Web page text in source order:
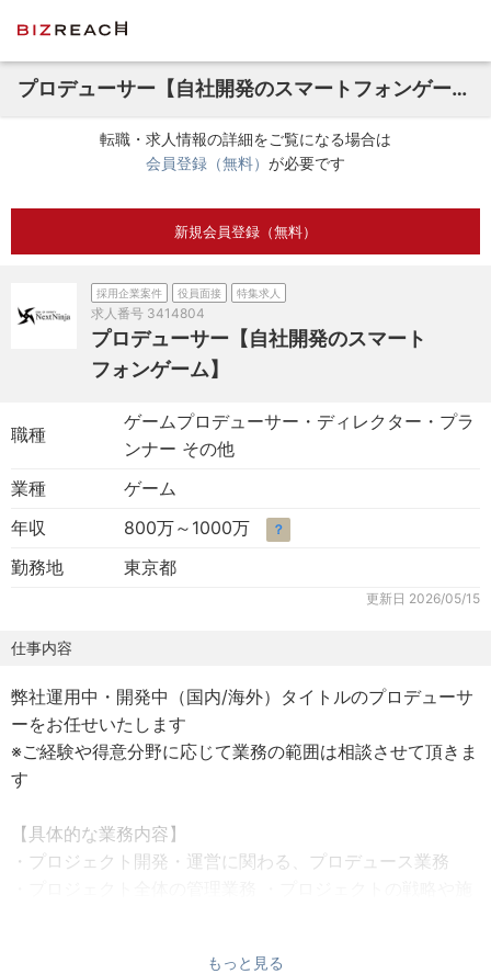
プロデューサー【自社開発のスマートフォンゲーム】
転職・求人情報の詳細をご覧になる場合は
会員登録（無料） が必要です
新規会員登録（無料）
採用企業案件 役員面接 特集求人
求人番号 3414804
プロデューサー【自社開発のスマート
フォンゲーム】
職種
ゲームプロデューサー・ディレクター・プラ
ンナー その他
業種
ゲーム
年収
800万～1000万 ？
勤務地 東京都
更新日 2026/05/15
仕事内容
弊社運用中・開発中（国内/海外）タイトルのプロデューサ
ーをお任せいたします
※ご経験や得意分野に応じて業務の範囲は相談させて頂きま
す
【具体的な業務内容】
・プロジェクト開発・運営に関わる、プロデュース業務
もっと見る